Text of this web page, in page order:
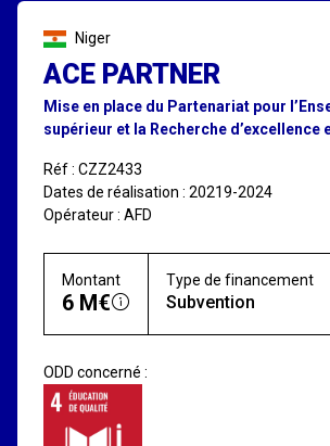
Niger
ACE PARTNER
Mise en place du Partenariat pour
supérieur et la Recherche d’excellence
Réf : CZZ2433
Dates de réalisation : 20219-2024
Opérateur : AFD
Montant
6 M€
Type de financement
Subvention
ODD concerné :